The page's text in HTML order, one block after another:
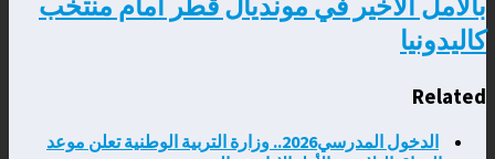
كاليدونيا
Related
الدخول المدرسي2026.. وزارة التربية الوطنية تعلن موعد